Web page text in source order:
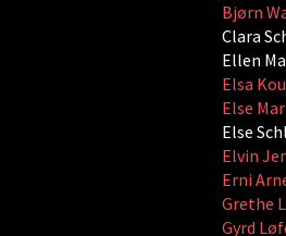
Bjørn
Clara
Ellen
Elsa
Else
Else
Elvin
Erni
Grethe
Gyrd